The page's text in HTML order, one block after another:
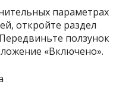
параметрах
откройте раздел
ползунок
«Включено».